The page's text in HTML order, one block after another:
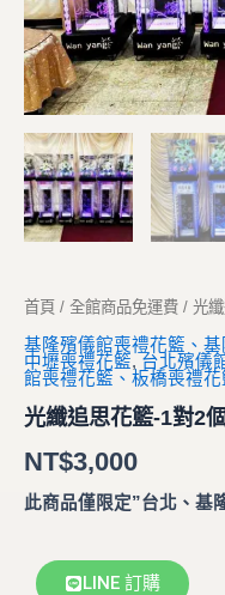
首頁 / 全館商品免運費 / 光
基隆殯儀館喪禮花籃、
中壢喪禮花籃, 台北殯儀
館喪禮花籃、板橋喪禮花
光纖追思花籃-1對2個
NT$3,000
此商品僅限定”台北、基
LINE 訂購